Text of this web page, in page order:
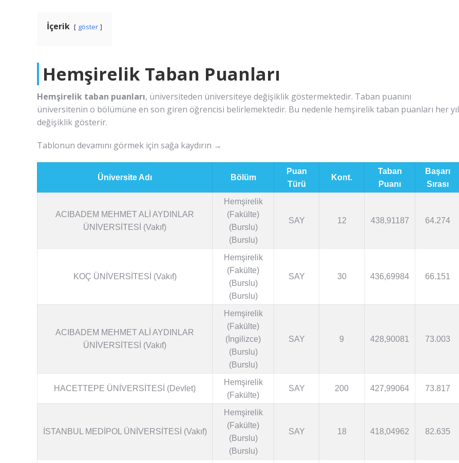
İçerik göster
Hemşirelik Taban Puanları
Hemşirelik taban puanları, üniversiteden üniversiteye değişiklik göstermektedir. Taban puanını
üniversitenin o bölümüne en son giren öğrencisi belirlemektedir. Bu nedenle hemşirelik taban puanları her yıl
değişiklik gösterir.
Tablonun devamını görmek için sağa kaydırın →
Üniversite Adı Bölüm
Puan
Türü
Kont.
Taban
Puanı
Başarı
Sırası
ACIBADEM MEHMET ALİ AYDINLAR
ÜNİVERSİTESİ (Vakıf)
Hemşirelik
(Fakülte)
(Burslu)
(Burslu)
SAY 12 438,91187 64.274
KOÇ ÜNİVERSİTESİ (Vakıf)
Hemşirelik
(Fakülte)
(Burslu)
(Burslu)
SAY 30 436,69984 66.151
ACIBADEM MEHMET ALİ AYDINLAR
ÜNİVERSİTESİ (Vakıf)
Hemşirelik
(Fakülte)
(İngilizce)
(Burslu)
(Burslu)
SAY 9 428,90081 73.003
HACETTEPE ÜNİVERSİTESİ (Devlet)
Hemşirelik
(Fakülte)
SAY 200 427,99064 73.817
İSTANBUL MEDİPOL ÜNİVERSİTESİ (Vakıf)
Hemşirelik
(Fakülte)
(Burslu)
(Burslu)
SAY 18 418,04962 82.635